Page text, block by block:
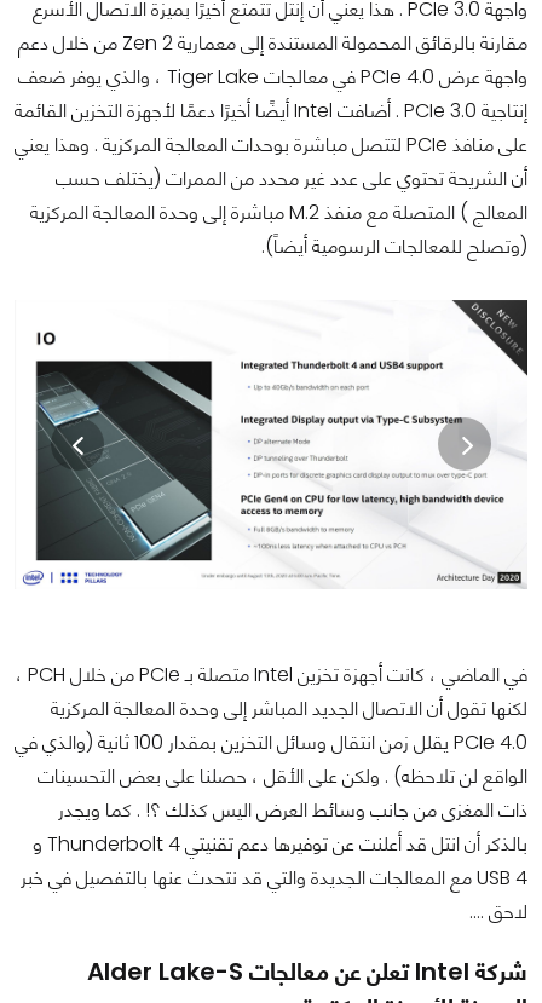
واجهة PCIe 3.0 . هذا يعني أن إنتل تتمتع أخيرًا بميزة الاتصال الأسرع
مقارنة بالرقائق المحمولة المستندة إلى معمارية Zen 2 من خلال دعم
واجهة عرض PCIe 4.0 في معالجات Tiger Lake ، والذي يوفر ضعف
إنتاجية PCIe 3.0 . أضافت Intel أيضًا أخيرًا دعمًا لأجهزة التخزين القائمة
على منافذ PCIe لتتصل مباشرة بوحدات المعالجة المركزية . وهذا يعني
أن الشريحة تحتوي على عدد غير محدد من الممرات (يختلف حسب
المعالج ) المتصلة مع منفذ M.2 مباشرة إلى وحدة المعالجة المركزية
(وتصلح للمعالجات الرسومية أيضاً).
في الماضي ، كانت أجهزة تخزين Intel متصلة بـ PCIe من خلال PCH ،
لكنها تقول أن الاتصال الجديد المباشر إلى وحدة المعالجة المركزية
PCIe 4.0 يقلل زمن انتقال وسائل التخزين بمقدار 100 ثانية (والذي في
الواقع لن تلاحظه) . ولكن على الأقل ، حصلنا على بعض التحسينات
ذات المغزى من جانب وسائط العرض اليس كذلك ؟! . كما ويجدر
بالذكر أن انتل قد أعلنت عن توفيرها دعم تقنيتي Thunderbolt 4 و
USB 4 مع المعالجات الجديدة والتي قد نتحدث عنها بالتفصيل في خبر
لاحق ....
شركة Intel تعلن عن معالجات Alder Lake-S